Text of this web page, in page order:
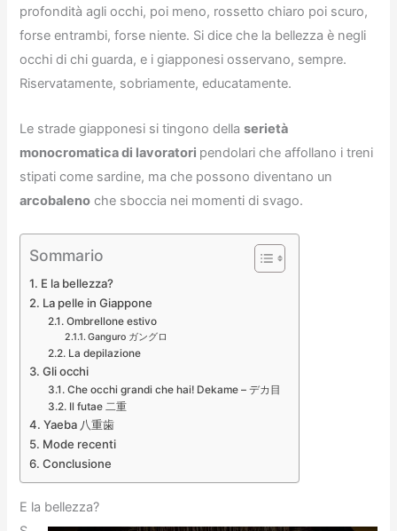
profondità agli occhi, poi meno, rossetto chiaro poi scuro,
forse entrambi, forse niente. Si dice che la bellezza è negli
occhi di chi guarda, e i giapponesi osservano, sempre.
Riservatamente, sobriamente, educatamente.
Le strade giapponesi si tingono dellaserietà
monocromatica di lavoratori pendolari che affollano i treni
stipati come sardine, ma che possono diventano un
arcobaleno che sboccia nei momenti di svago.
Sommario
E la bellezza?
La pelle in Giappone
Ombrellone estivo
Ganguro ガングロ
La depilazione
Gli occhi
Che occhi grandi che hai! Dekame – デカ目
Il futae 二重
Yaeba 八重歯
Mode recenti
Conclusione
E la bellezza?